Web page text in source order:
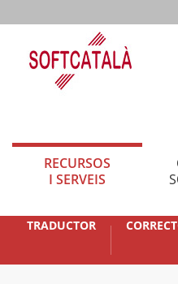
RECURSOS
I SERVEIS
TRADUCTOR